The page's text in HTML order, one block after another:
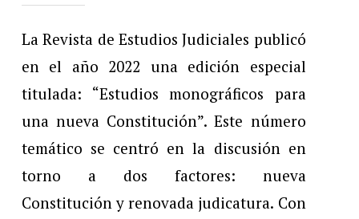
La Revista de Estudios Judiciales publicó
en el año 2022 una edición especial
titulada: “Estudios monográficos para
una nueva Constitución”. Este número
temático se centró en la discusión en
torno a dos factores: nueva
Constitución y renovada judicatura. Con